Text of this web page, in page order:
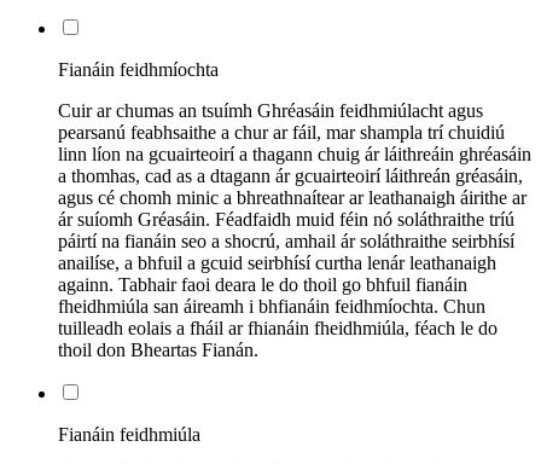
Fianáin feidhmíochta
Cuir ar chumas an tsuímh Ghréasáin feidhmiúlacht agus
pearsanú feabhsaithe a chur ar fáil, mar shampla trí chuidiú
linn líon na gcuairteoirí a thagann chuig ár láithreáin ghréasáin
a thomhas, cad as a dtagann ár gcuairteoirí láithreán gréasáin,
agus cé chomh minic a bhreathnaítear ar leathanaigh áirithe ar
ár suíomh Gréasáin. Féadfaidh muid féin nó soláthraithe tríú
páirtí na fianáin seo a shocrú, amhail ár soláthraithe seirbhísí
anailíse, a bhfuil a gcuid seirbhísí curtha lenár leathanaigh
againn. Tabhair faoi deara le do thoil go bhfuil fianáin
fheidhmiúla san áireamh i bhfianáin feidhmíochta. Chun
tuilleadh eolais a fháil ar fhianáin fheidhmiúla, féach le do
thoil don Bheartas Fianán.
Fianáin feidhmiúla